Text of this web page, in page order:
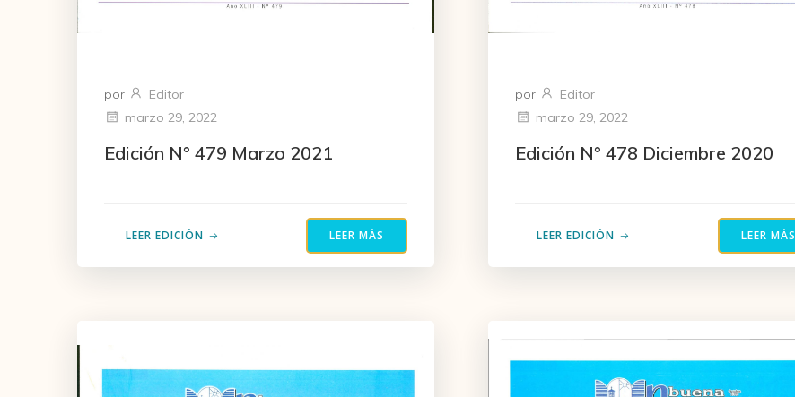
por
Editor
marzo 29, 2022
Edición N° 479 Marzo 2021
LEER EDICIÓN LEER MÁS
por
Editor
marzo 29, 2022
Edición N° 478 Diciembre 2020
LEER EDICIÓN LEER MÁS